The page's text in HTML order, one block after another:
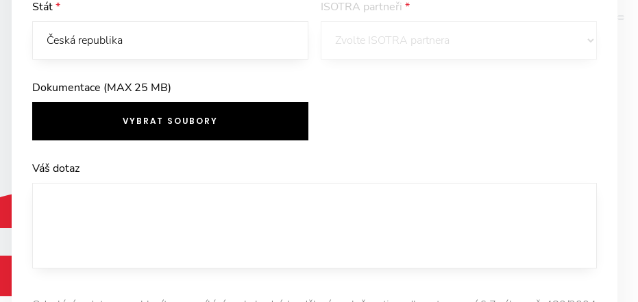
Stát* ISOTRA partneři*
Dokumentace (MAX 25 MB)
VYBRAT SOUBORY
Váš dotaz